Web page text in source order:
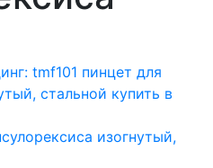
изогнутый,